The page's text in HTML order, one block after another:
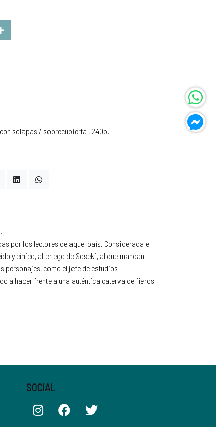
solapas / sobrecubierta , 240p.
por los lectores de aquel país. Considerada el
y cínico, alter ego de Soseki, al que mandan
personajes, como el jefe de estudios
a hacer frente a una auténtica caterva de fieros
SOCIAL